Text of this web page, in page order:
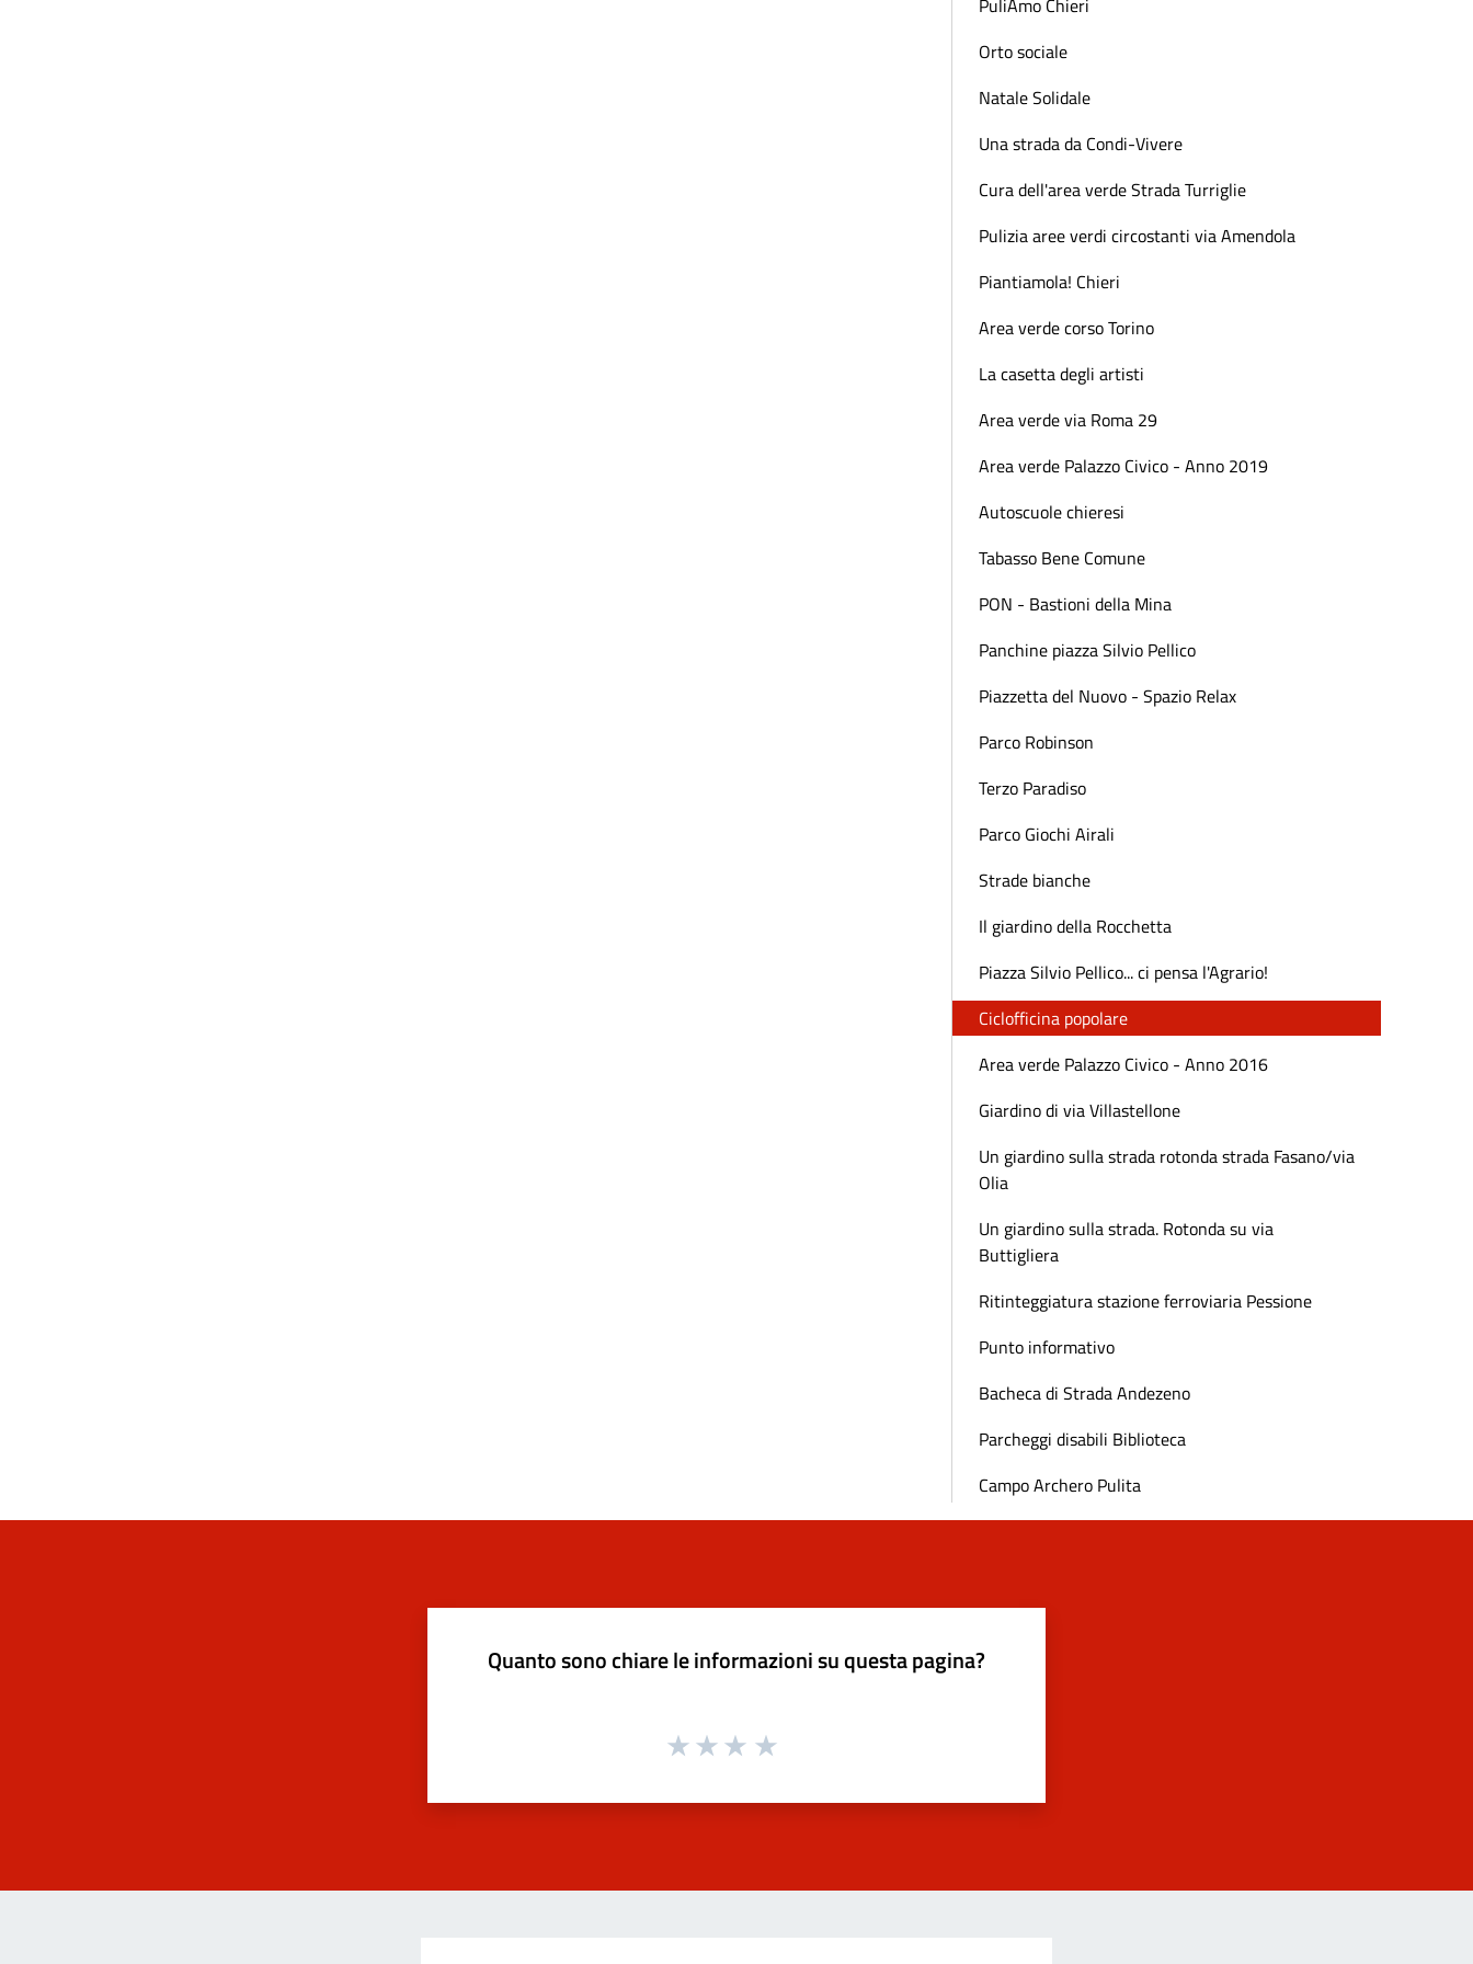
PuliAmo Chieri
Orto sociale
Natale Solidale
Una strada da Condi-Vivere
Cura dell'area verde Strada Turriglie
Pulizia aree verdi circostanti via Amendola
Piantiamola! Chieri
Area verde corso Torino
La casetta degli artisti
Area verde via Roma 29
Area verde Palazzo Civico - Anno 2019
Autoscuole chieresi
Tabasso Bene Comune
PON - Bastioni della Mina
Panchine piazza Silvio Pellico
Piazzetta del Nuovo - Spazio Relax
Parco Robinson
Terzo Paradiso
Parco Giochi Airali
Strade bianche
Il giardino della Rocchetta
Piazza Silvio Pellico... ci pensa l'Agrario!
Ciclofficina popolare
Area verde Palazzo Civico - Anno 2016
Giardino di via Villastellone
Un giardino sulla strada rotonda strada Fasano/via
Olia
Un giardino sulla strada. Rotonda su via
Buttigliera
Ritinteggiatura stazione ferroviaria Pessione
Punto informativo
Bacheca di Strada Andezeno
Parcheggi disabili Biblioteca
Campo Archero Pulita
Quanto sono chiare le informazioni su questa pagina?